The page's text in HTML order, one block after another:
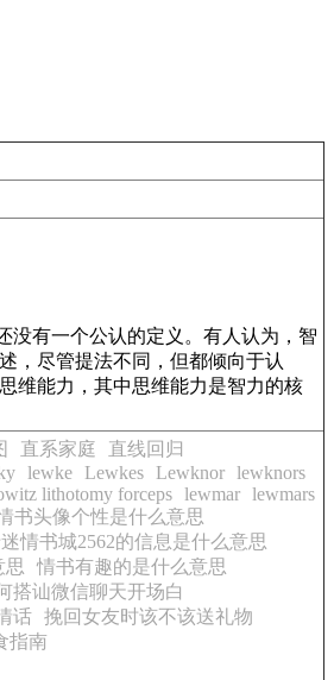
没有一个公认的定义。有人认为，智
，尽管提法不同，但都倾向于认
维能力，其中思维能力是智力的核
直系家庭
直线回归
lewke Lewkes Lewknor lewknors
lithotomy forceps lewmar lewmars
书头像个性是什么意思
情书城2562的信息是什么意思
思
情书有趣的是什么意思
搭讪微信聊天开场白
话 挽回女友时该不该送礼物
指南